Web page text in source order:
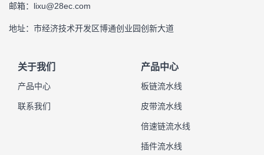
邮箱：lixu@28ec.com
地址：市经济技术开发区博通创业园创新大道
关于我们
产品中心
联系我们
产品中心
板链流水线
皮带流水线
倍速链流水线
插件流水线